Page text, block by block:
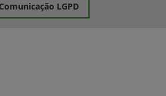
Comunicação LGPD